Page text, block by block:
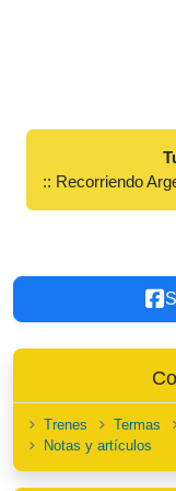
:: Recorriendo
Trenes Termas
Notas y artículos